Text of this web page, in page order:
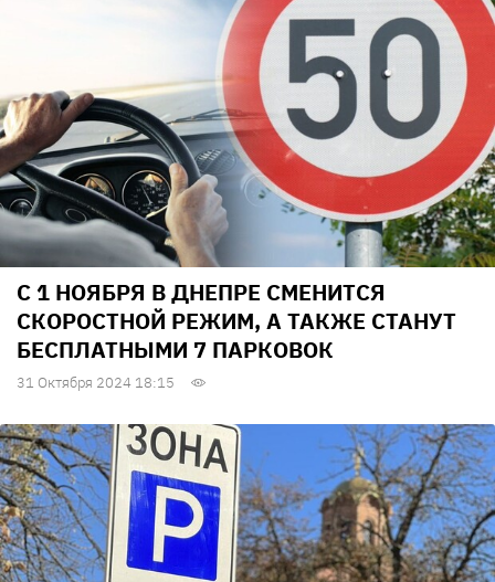
С 1 НОЯБРЯ В ДНЕПРЕ СМЕНИТСЯ
СКОРОСТНОЙ РЕЖИМ, А ТАКЖЕ СТАНУТ
БЕСПЛАТНЫМИ 7 ПАРКОВОК
31 Октября 2024 18:15